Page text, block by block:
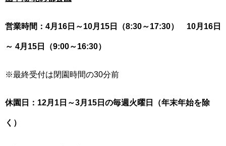
営業時間：4月16日～10月15日（8:30～17:30） 10月16日
～ 4月15日（9:00～16:30）
※最終受付は閉園時間の30分前
休園日：12月1日～3月15日の毎週火曜日（年末年始を除
く）